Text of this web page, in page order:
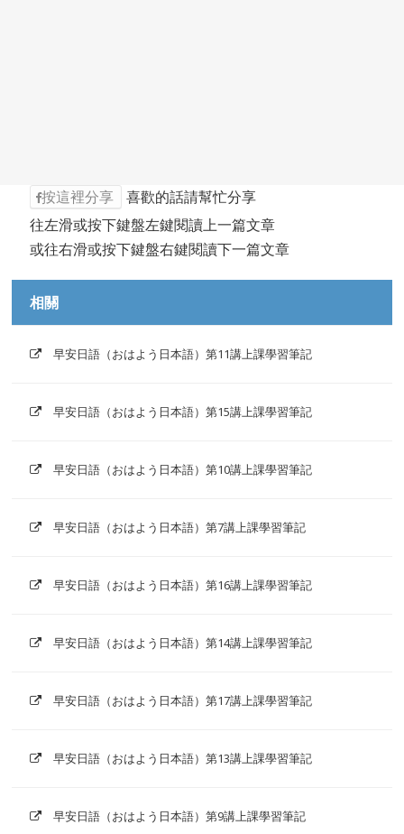
按這裡分享
喜歡的話請幫忙分享
往左滑或按下鍵盤左鍵閱讀上一篇文章
或往右滑或按下鍵盤右鍵閱讀下一篇文章
相關
早安日語（おはよう日本語）第11講上課學習筆記
早安日語（おはよう日本語）第15講上課學習筆記
早安日語（おはよう日本語）第10講上課學習筆記
早安日語（おはよう日本語）第7講上課學習筆記
早安日語（おはよう日本語）第16講上課學習筆記
早安日語（おはよう日本語）第14講上課學習筆記
早安日語（おはよう日本語）第17講上課學習筆記
早安日語（おはよう日本語）第13講上課學習筆記
早安日語（おはよう日本語）第9講上課學習筆記